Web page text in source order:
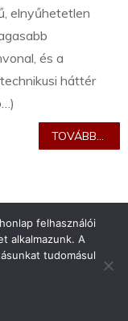
elnyűhetetlen
és a
háttér
TOVÁBB...
felhasználói
alkalmazunk. A
tudomásul